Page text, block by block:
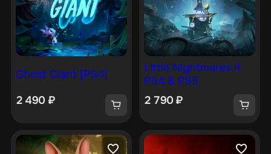
Ghost Giant [PS4]
2 490 ₽
Little Nightmares II
PS4 & PS5
2 790₽